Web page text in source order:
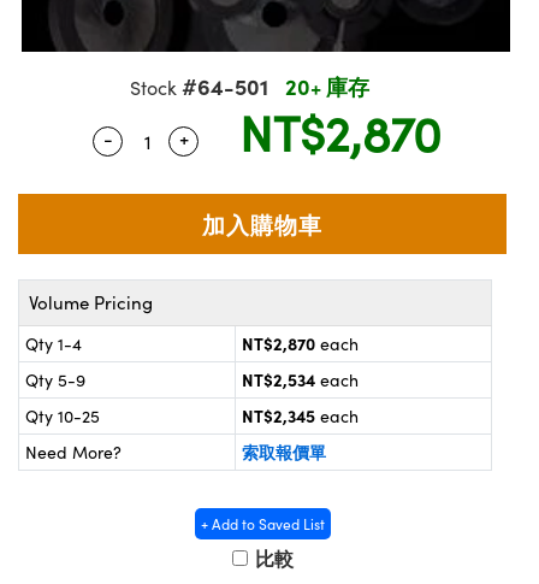
| 超快光學
Elements (DOE) | 繞射光學元件
| 顯微鏡濾光片
| 顯微鏡用結構件
and Couplers | 中繼鏡或耦合鏡
Microscopes | 袖珍顯微鏡或直讀
and Optomechanics | 相機配件
| 成像系統
Components
Labs™
Stock #64-501 20+ 庫存
Quantity Selector
- Use the plus and minus buttons to
+ NT$2,870
Volume Pricing
Qty 1-4 NT$2,870 each
Qty 5-9
NT$2,534 each
Qty 10-25
NT$2,345 each
Need More?
索取報價單
+ Add to Saved List
比較